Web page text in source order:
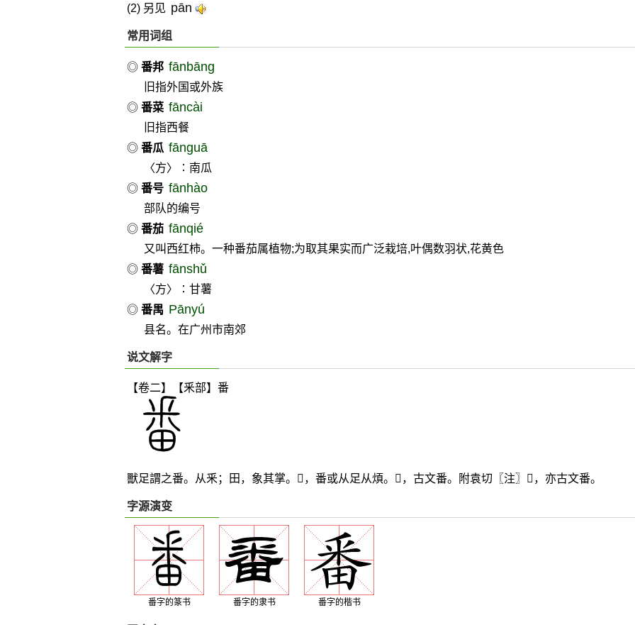
(2) 另见 pān
常用词组
◎ 番邦 fānbāng
旧指外国或外族
◎ 番菜 fāncài
旧指西餐
◎ 番瓜 fānguā
〈方〉∶南瓜
◎ 番号 fānhào
部队的编号
◎ 番茄 fānqié
又叫西红柿。一种番茄属植物;为取其果实而广泛栽培,叶偶数羽状,花黄色
◎ 番薯 fānshǔ
〈方〉∶甘薯
◎ 番禺 Pānyú
县名。在广州市南郊
说文解字
【卷二】【釆部】 番
獸足謂之番。从釆；田，象其掌。 𨆌 ，番或从足从煩。 𥸨 ，古文番。附袁切〖注〗 𥻫 ，亦古文番。
字源演变
番字的篆书 番字的隶书 番字的楷书